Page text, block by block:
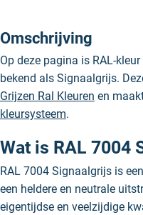
Omschrijving
Op deze pagina is RAL-
bekend als Signaalgrijs.
Grijzen Ral Kleuren en
kleursysteem.
Wat is RAL 7004
RAL 7004 Signaalgrijs is
een heldere en neutrale
eigentijdse en veelzijdige